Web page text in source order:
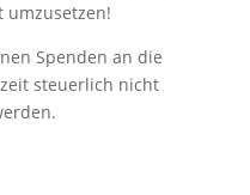
umzusetzen!
Spenden an die
steuerlich nicht